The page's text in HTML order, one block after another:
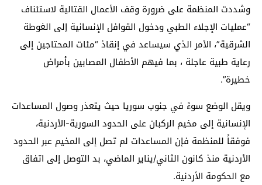
وشددت المنظمة على ضرورة وقف الأعمال القتالية لاستئناف
“عمليات الإجلاء الطبي ودخول القوافل الإنسانية إلى الغوطة
الشرقية”، الأمر الذي سيساعد في إنقاذ “مئات المحتاجين إلى
رعاية طبية عاجلة ، بما فيهم الأطفال المصابين بأمراض
خطيرة”.
ويقل الوضع سوءً في جنوب سوريا حيث يتعذر وصول المساعدات
الإنسانية إلى مخيم الركبان على الحدود السورية-الأردنية،
فوفقاً للمنظمة فإن المساعدات لم تصل إلى المخيم عبر الحدود
الأردنية منذ كانون الثاني/يناير الماضي، بد التوصل إلى اتفاق
مع الحكومة الأردنية.